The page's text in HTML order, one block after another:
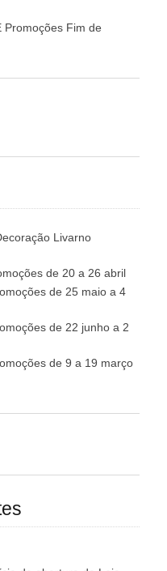
Promoções Fim de
Livarno
de 20 a 26 abril
de 25 maio a 4
de 22 junho a 2
de 9 a 19 março